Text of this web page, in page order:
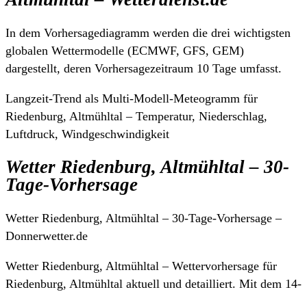
In dem Vorhersagediagramm werden die drei wichtigsten
globalen Wettermodelle (ECMWF, GFS, GEM)
dargestellt, deren Vorhersagezeitraum 10 Tage umfasst.
Langzeit-Trend als Multi-Modell-Meteogramm für
Riedenburg, Altmühltal – Temperatur, Niederschlag,
Luftdruck, Windgeschwindigkeit
Wetter Riedenburg, Altmühltal – 30-
Tage-Vorhersage
Wetter Riedenburg, Altmühltal – 30-Tage-Vorhersage –
Donnerwetter.de
Wetter Riedenburg, Altmühltal – Wettervorhersage für
Riedenburg, Altmühltal aktuell und detailliert. Mit dem 14-